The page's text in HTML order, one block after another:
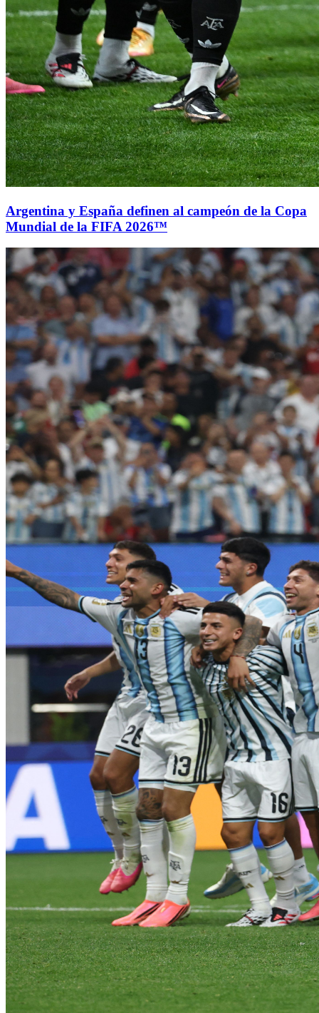
Argentina y España definen al campeón de la Copa
Mundial de la FIFA 2026™